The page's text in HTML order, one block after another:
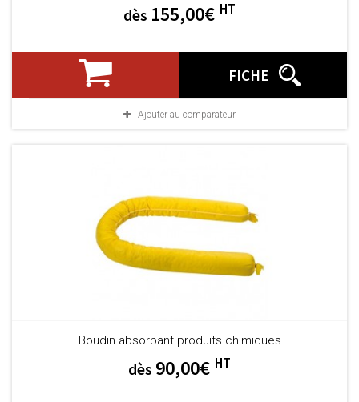
dès 155,00€ HT
FICHE
Ajouter au comparateur
Boudin absorbant produits chimiques
dès 90,00€ HT